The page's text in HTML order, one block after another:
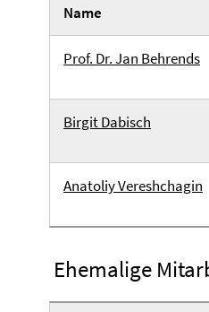
Name
Prof. Dr. Jan Behrends
Birgit Dabisch
Anatoliy Vereshchagin
Ehemalige